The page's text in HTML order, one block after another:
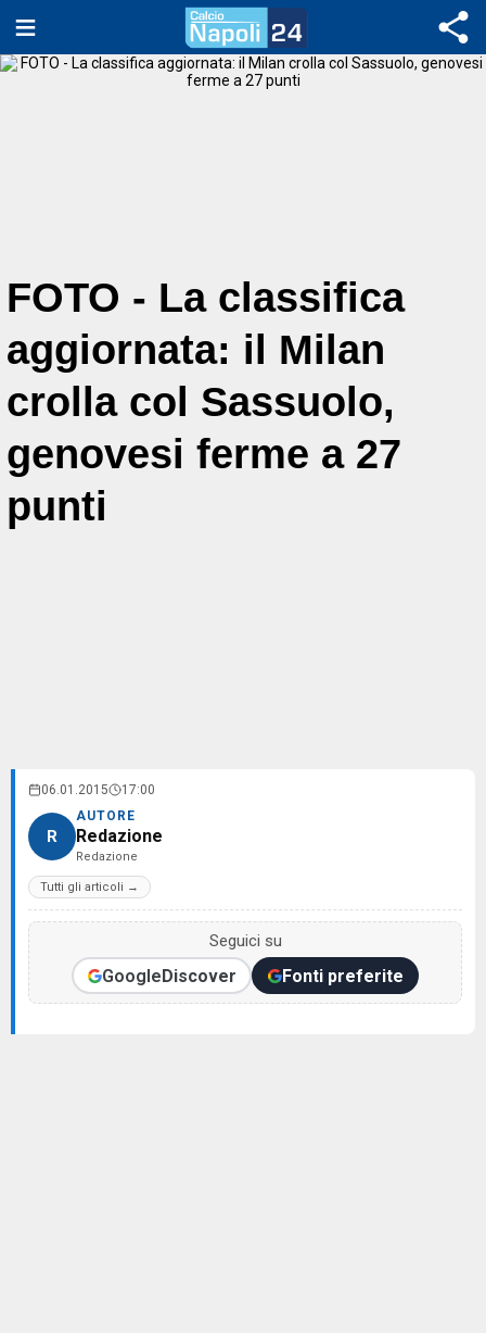
FOTO - La classifica
aggiornata: il Milan
crolla col Sassuolo,
genovesi ferme a 27
punti
06.01.2015 17:00
R
AUTORE
Redazione
Redazione
Tutti gli articoli →
Seguici su
GoogleDiscover Fonti preferite